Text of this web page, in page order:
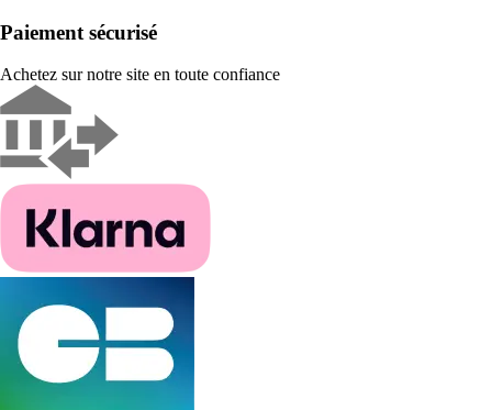
Paiement sécurisé
Achetez sur notre site en toute confiance